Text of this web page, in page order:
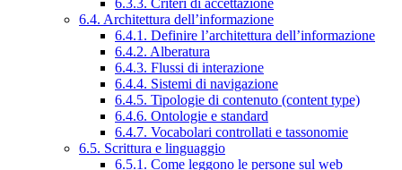
6.4. Architettura dell’informazione
6.4.1. Definire l’architettura dell’informazione
6.4.2. Alberatura
6.4.3. Flussi di interazione
6.4.4. Sistemi di navigazione
6.4.5. Tipologie di contenuto (content type)
6.4.6. Ontologie e standard
6.4.7. Vocabolari controllati e tassonomie
6.5. Scrittura e linguaggio
6.5.1. Come leggono le persone sul web